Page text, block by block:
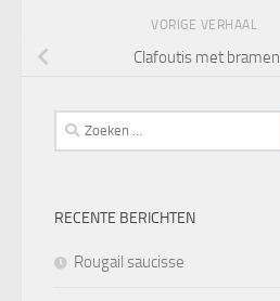
VORIGE VERHAAL
Clafoutis met bramen
Zoeken
naar:
RECENTE BERICHTEN
Rougail saucisse